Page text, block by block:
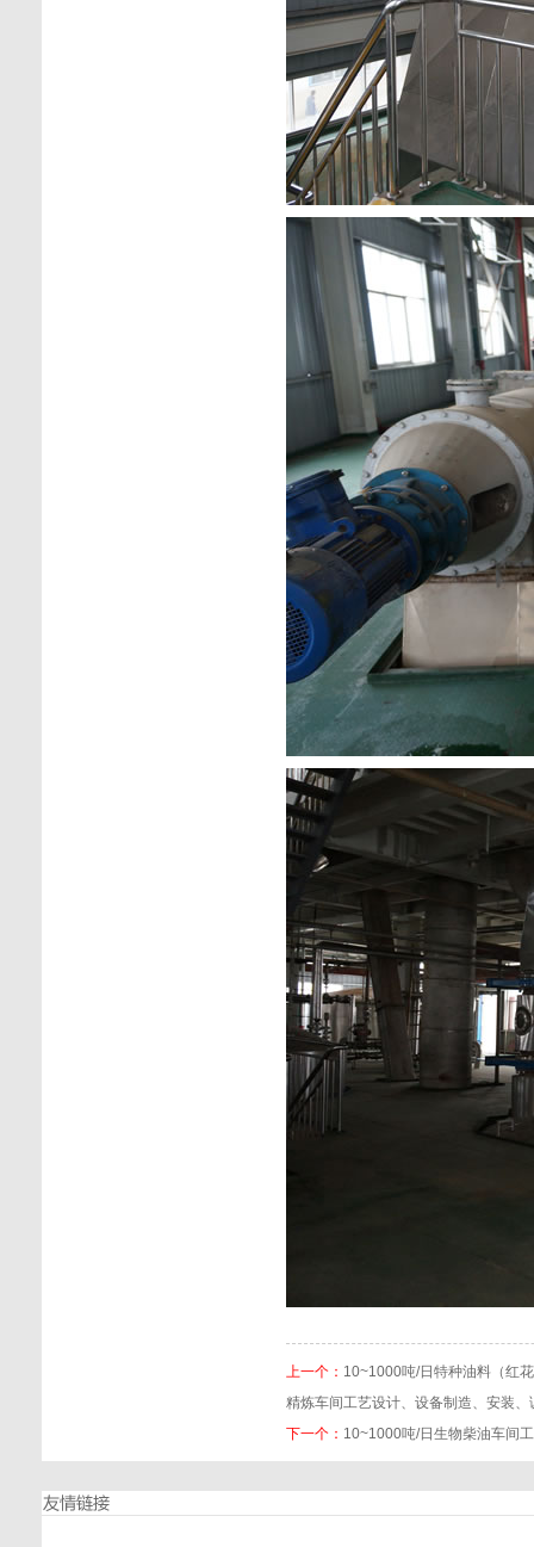
上一个： 10~1000吨/日特种油料（红
精炼车间工艺设计、设备制造、安装
下一个： 10~1000吨/日生物柴油车间